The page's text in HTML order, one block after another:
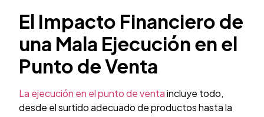
El Impacto Financiero de
una Mala Ejecución en el
Punto de Venta
La ejecución en el punto de ventaincluye todo,
desde el surtido adecuado de productos hasta la